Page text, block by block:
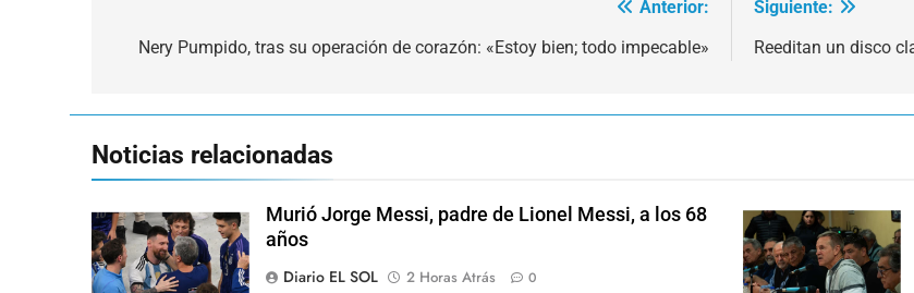
de
Anterior:
Nery Pumpido, tras su operación de corazón: «Estoy bien; todo impecable»
Siguiente:
Reeditan un disco
Noticias relacionadas
Murió Jorge Messi, padre de Lionel Messi, a los 68
años
Diario EL SOL
2 Horas Atrás 0